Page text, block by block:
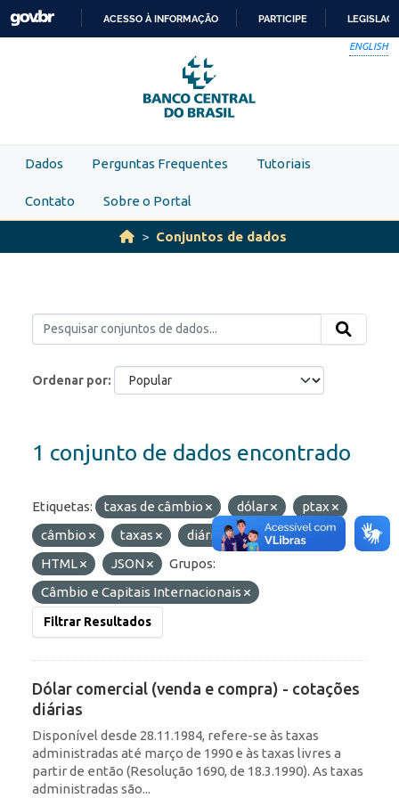
Skip to main content
PARA
O
CONTEÚDO
ACESSO À INFORMAÇÃO PARTICIPE
ENGLISH
Dados Perguntas Frequentes Tutoriais
Contato Sobre o Portal
Conjuntos de dados
Ordenar por
1 conjunto de dados encontrado
Etiquetas: taxas de câmbio dólar
ptax
câmbio
taxas diárias
Formatos:
HTML
JSON
Grupos:
Câmbio e Capitais Internacionais
Filtrar Resultados
Dólar comercial (venda e compra) - cotações
diárias
Disponível desde 28.11.1984, refere-se às taxas
administradas até março de 1990 e às taxas livres a
partir de então (Resolução 1690, de 18.3.1990). As taxas
administradas são...